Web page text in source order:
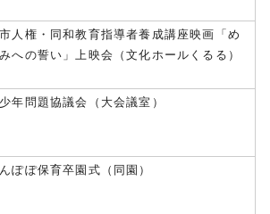
人権・同和教育指導者養成講座映画「め
への誓い」上映会（文化ホールくるる）
年問題協議会（大会議室）
ぽぽ保育卒園式（同園）